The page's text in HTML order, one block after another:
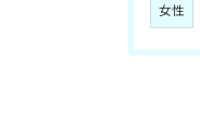
女性